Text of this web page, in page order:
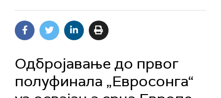
Одбројавање до првог
полуфинала „Евросонга“